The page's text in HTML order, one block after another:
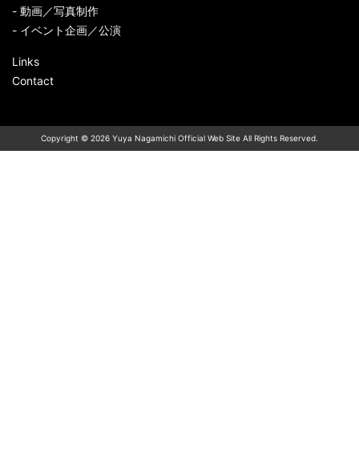
- 動画／写真制作
- イベント企画／公演
Links
Contact
Copyright © 2026 Yuya Nagamichi Official Web Site All Rights Reserved.